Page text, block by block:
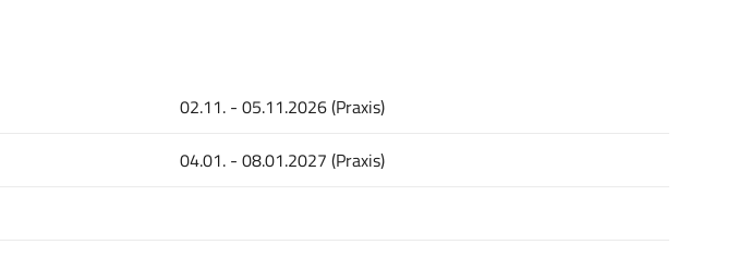
02.11. - 05.11.2026 (Praxis)
04.01. - 08.01.2027 (Praxis)